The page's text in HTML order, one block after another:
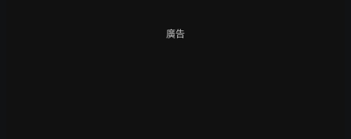
廣告